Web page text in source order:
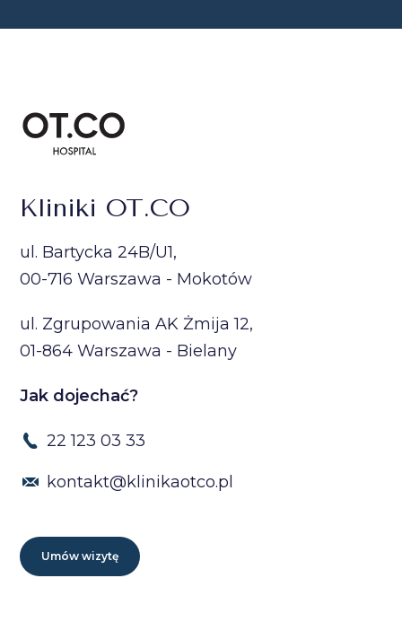
Kliniki OT.CO
ul. Bartycka 24B/U1,
00-716 Warszawa - Mokotów
ul. Zgrupowania AK Żmija 12,
01-864 Warszawa - Bielany
Jak dojechać?
22 123 03 33
kontakt@klinikaotco.pl
Umów wizytę